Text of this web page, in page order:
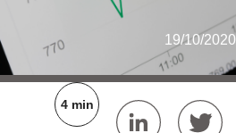
19/10/2020
4 min